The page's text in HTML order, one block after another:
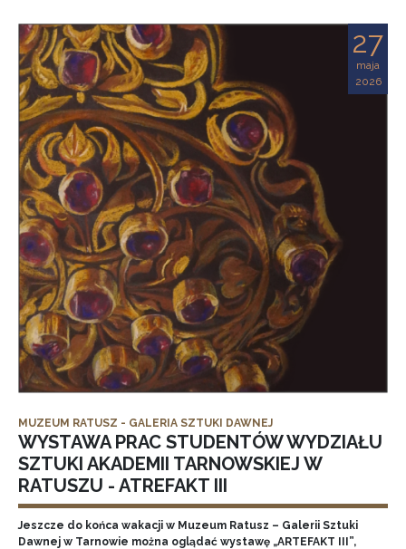
27
maja
2026
MUZEUM RATUSZ - GALERIA SZTUKI DAWNEJ
WYSTAWA PRAC STUDENTÓW WYDZIAŁU
SZTUKI AKADEMII TARNOWSKIEJ W
RATUSZU - ATREFAKT III
Jeszcze do końca wakacji w Muzeum Ratusz – Galerii Sztuki
Dawnej w Tarnowie można oglądać wystawę „ARTEFAKT III”,